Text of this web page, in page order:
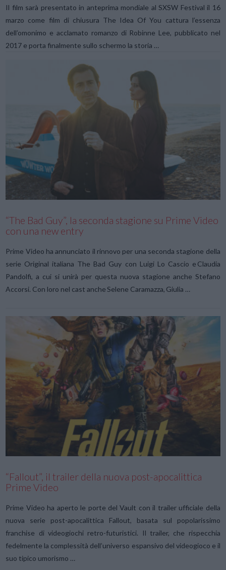
Il film sarà presentato in anteprima mondiale al SXSW Festival il 16
marzo come film di chiusura The Idea Of You cattura l’essenza
dell’omonimo e acclamato romanzo di Robinne Lee, pubblicato nel
2017 e porta finalmente sullo schermo la storia …
VIEW POST
“The Bad Guy”, la seconda stagione su Prime Video
con una new entry
Prime Video ha annunciato il rinnovo per una seconda stagione della
serie Original italiana The Bad Guy con Luigi Lo Cascio e Claudia
Pandolfi, a cui si unirà per questa nuova stagione anche Stefano
Accorsi. Con loro nel cast anche Selene Caramazza, Giulia …
“Fallout”, il trailer della nuova post-apocalittica
Prime Video
Prime Video ha aperto le porte del Vault con il trailer ufficiale della
nuova serie post-apocalittica Fallout, basata sul popolarissimo
franchise di videogiochi retro-futuristici. Il trailer, che rispecchia
fedelmente la complessità dell’universo espansivo del videogioco e il
suo tipico umorismo …